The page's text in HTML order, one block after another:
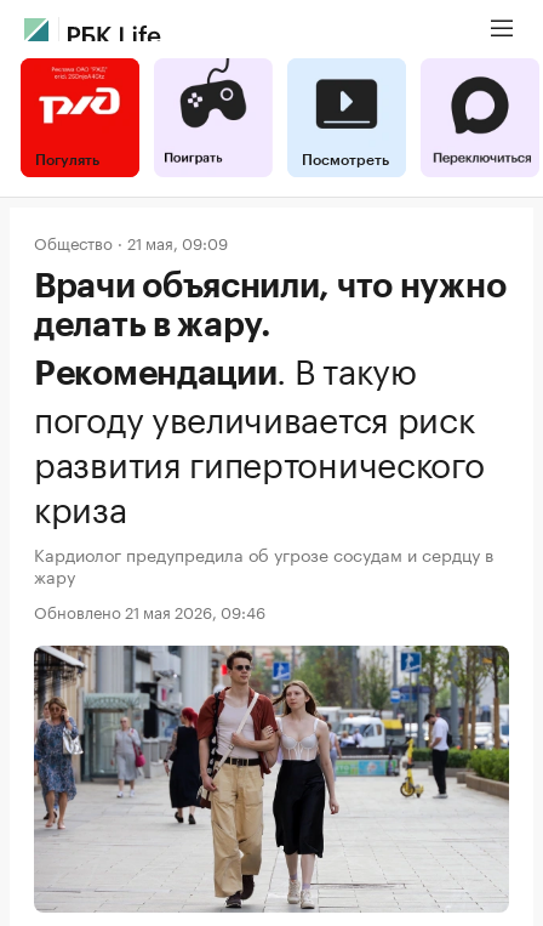
Погулять Посмотреть
Общество 21 мая, 09:09
Врачи объяснили, что нужно
делать в жару.
Рекомендации. В такую
погоду увеличивается риск
развития гипертонического
криза
Кардиолог предупредила об угрозе сосудам и сердцу в
жару
Обновлено 21 мая 2026, 09:46